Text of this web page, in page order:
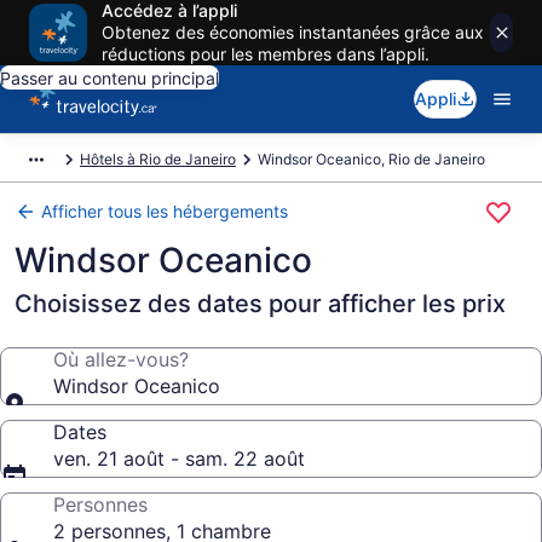
Accédez à l’appli
Obtenez des économies instantanées grâce aux
réductions pour les membres dans l’appli.
Passer au contenu principal
Appli
Hôtels à Rio de Janeiro Windsor Oceanico, Rio de Janeiro
Afficher tous les hébergements
Windsor Oceanico
Choisissez des dates pour afficher les prix
Où allez-vous?
Windsor Oceanico
Dates
ven. 21 août - sam. 22 août
Personnes
2 personnes, 1 chambre